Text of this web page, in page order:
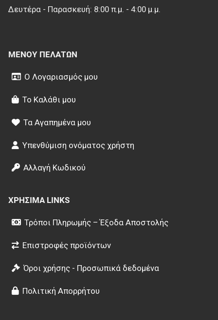
Δευτέρα - Παρασκευή: 8:00 π.μ. - 4:00 μ.μ.
ΜΕΝΟΎ ΠΕΛΑΤΏΝ
Ο Λογαριασμός μου
Το Καλάθι μου
Τα Αγαπημένα μου
Υπενθύμιση ονόματος χρήστη
Αλλαγή Κωδικού
ΧΡΉΣΙΜΑ LINKS
Τρόποι Πληρωμής – Έξοδα Αποστολής
Επιστροφές προϊόντων
Όροι χρήσης - Προσωπικά δεδομένα
Πολιτική Απορρήτου